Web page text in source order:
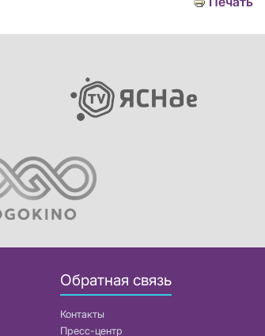
Обратная связь
Контакты
Пресс-центр